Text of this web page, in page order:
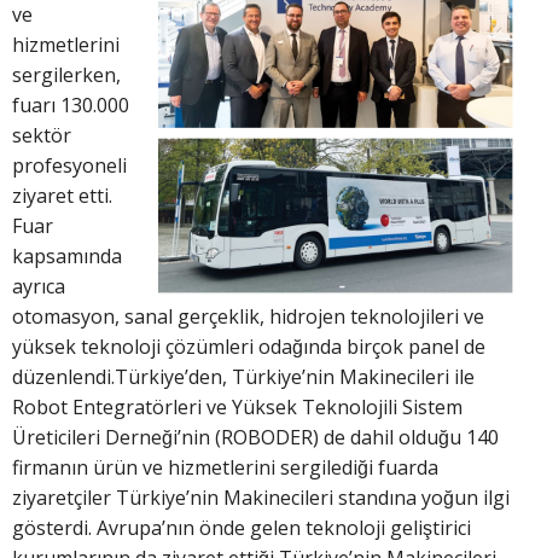
ve
hizmetlerini
sergilerken,
fuarı 130.000
sektör
profesyoneli
ziyaret etti.
Fuar
kapsamında
ayrıca
otomasyon, sanal gerçeklik, hidrojen teknolojileri ve
yüksek teknoloji çözümleri odağında birçok panel de
düzenlendi.Türkiye’den, Türkiye’nin Makinecileri ile
Robot Entegratörleri ve Yüksek Teknolojili Sistem
Üreticileri Derneği’nin (ROBODER) de dahil olduğu 140
firmanın ürün ve hizmetlerini sergilediği fuarda
ziyaretçiler Türkiye’nin Makinecileri standına yoğun ilgi
gösterdi. Avrupa’nın önde gelen teknoloji geliştirici